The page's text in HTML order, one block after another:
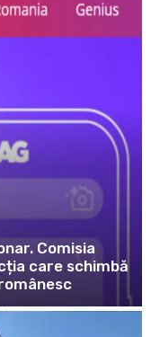
Comisia
care schimbă